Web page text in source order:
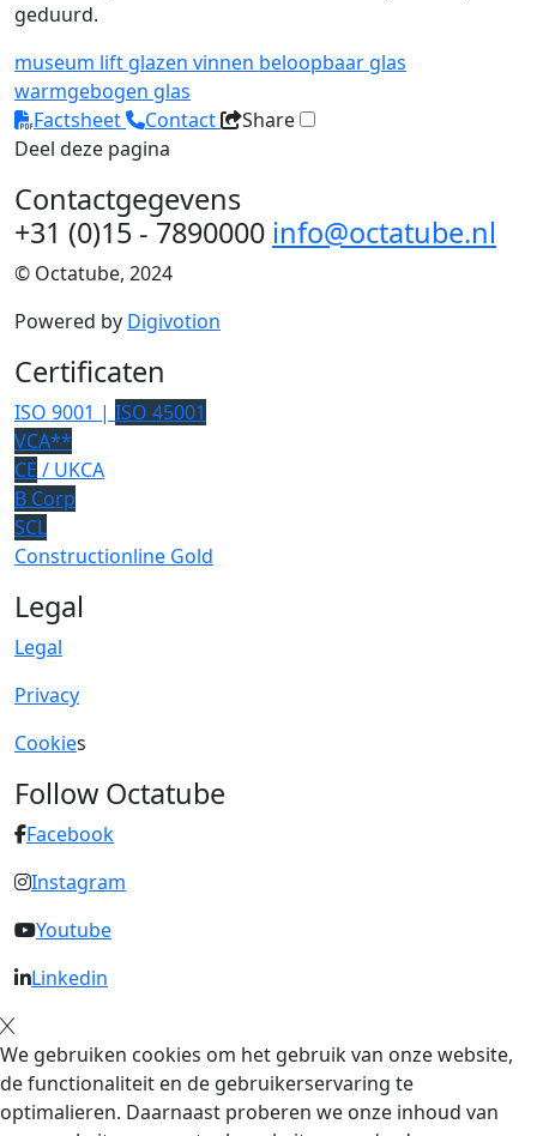
geduurd.
museum lift glazen vinnen beloopbaar glas
warmgebogen glas
Factsheet
Contact
Share
Deel deze pagina
Contactgegevens
+31 (0)15 - 7890000 info@octatube.nl
© Octatube, 2024
Powered by Digivotion
Certificaten
ISO 9001 | ISO 45001
VCA**
CE / UKCA
B Corp
SCL
Constructionline Gold
Legal
Legal
Privacy
Cookies
Follow Octatube
Facebook
Instagram
Youtube
Linkedin
We gebruiken cookies om het gebruik van onze website,
de functionaliteit en de gebruikerservaring te
optimalieren. Daarnaast proberen we onze inhoud van